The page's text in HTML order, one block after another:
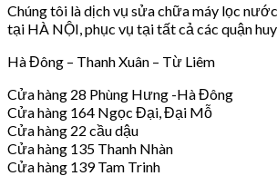
Chúng tôi là dịch vụ sửa chữa máy lọc
tại HÀ NỘI, phục vụ tại tất cả các quận
Hà Đông – Thanh Xuân – Từ Liêm
Cửa hàng 28 Phùng Hưng -Hà Đông
Cửa hàng 164 Ngọc Đại, Đại Mỗ
Cửa hàng 22 cầu dậu
Cửa hàng 135 Thanh Nhàn
Cửa hàng 139 Tam Trinh